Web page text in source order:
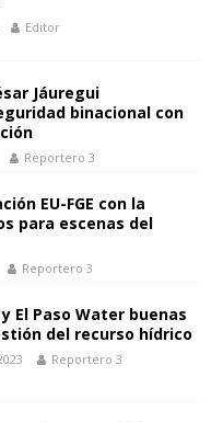
nEditor
Jáuregui
binacional con
Reportero 3
EU-FGE con la
para escenas del
Reportero 3
El Paso Water buenas
del recurso hídrico
Reportero 3